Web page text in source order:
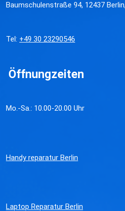
Baumschulenstraße 94, 12437
Tel: +49 30 23290546
Öffnungzeiten
Mo.-Sa.: 10.00-20.00 Uhr
Handy reparatur Berlin
Laptop Reparatur Berlin